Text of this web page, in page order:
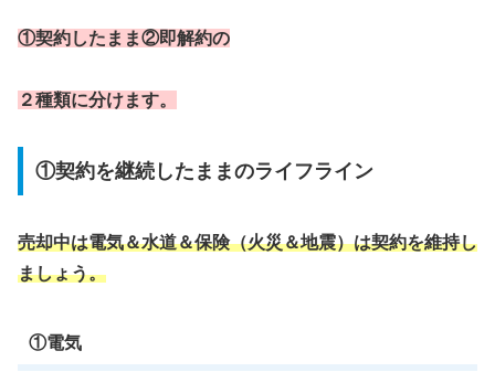
①契約したまま②即解約の
２種類に分けます。
①契約を継続したままのライフライン
売却中は電気＆水道＆保険（火災＆地震）は契約を維持し
ましょう。
①電気